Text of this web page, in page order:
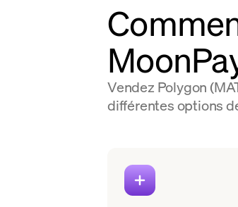
Vendez Polygon
différentes options